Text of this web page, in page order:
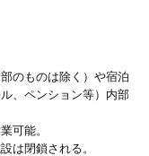
のものは除く）や宿泊
、ペンション等）内部
可能。
は閉鎖される。